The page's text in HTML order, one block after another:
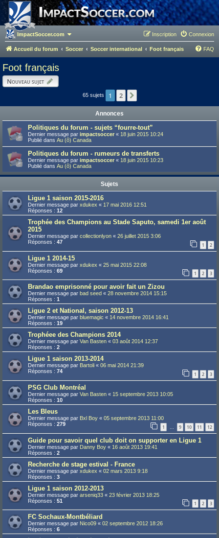
ImpactSoccer.com Connexion
Inscription
Accueil du forum Soccer Soccer international Foot français FAQ
Foot français
Nouveau sujet
65 sujets 1 2
Annonces
Politiques du forum - sujets “fourre-tout”
Dernier message par impactsoccer « 18 juin 2015 10:24
Publié dans Au (ô) Canada
Politiques du forum - rumeurs de transferts
Dernier message par impactsoccer « 18 juin 2015 10:23
Publié dans Au (ô) Canada
Sujets
Ligue 1 saison 2015-2016
Dernier message par xdukex « 17 mai 2016 12:51
Réponses : 12
Trophée des Champions au Stade Saputo, samedi 1er août
2015
Dernier message par collectionlyon « 26 juillet 2015 3:06
Réponses : 47 1 2
Ligue 1 2014-15
Dernier message par xdukex « 25 mai 2015 22:08
Réponses : 69 1 2 3
Brandao emprisonné pour avoir fait un Zizou
Dernier message par bad seed « 28 novembre 2014 15:15
Réponses : 1
Ligue 2 et National, saison 2012-13
Dernier message par bluemagic « 14 novembre 2014 16:41
Réponses : 19
Trophéee des Champions 2014
Dernier message par Van Basten « 03 août 2014 12:37
Réponses : 2
Ligue 1 saison 2013-2014
Dernier message par Bartoli « 06 mai 2014 21:39
Réponses : 74 1 2 3
PSG Club Montréal
Dernier message par Van Basten « 15 septembre 2013 10:05
Réponses : 10
Les Bleus
Dernier message par Bxl Boy « 05 septembre 2013 11:00
Réponses : 279 1 … 9 10 11 12
Guide pour savoir quel club doit on supporter en Ligue 1
Dernier message par Danny Boy « 16 août 2013 19:41
Réponses : 2
Recherche de stage estival - France
Dernier message par xdukex « 02 mars 2013 9:18
Réponses : 3
Ligue 1 saison 2012-2013
Dernier message par arseniq33 « 23 février 2013 18:25
Réponses : 51 1 2 3
FC Sochaux-Montbéliard
Dernier message par Nico09 « 02 septembre 2012 18:26
Réponses : 6